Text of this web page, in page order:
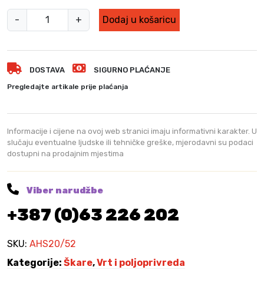
-
K
k
a
e
z
a
ž
i
v
c
k
l
+ Dodaj u košaricu
DOSTAVA SIGURNO PLAĆANJE
Pregledajte artikale prije plaćanja
Informacije i cijene na ovoj web stranici imaju informativni karakter. U
slučaju eventualne ljudske ili tehničke greške, mjerodavni su podaci
dostupni na prodajnim mjestima
Viber narudžbe
+387 (0)63 226 202
SKU: AHS20/52
Kategorije: Škare,Vrt i poljoprivreda